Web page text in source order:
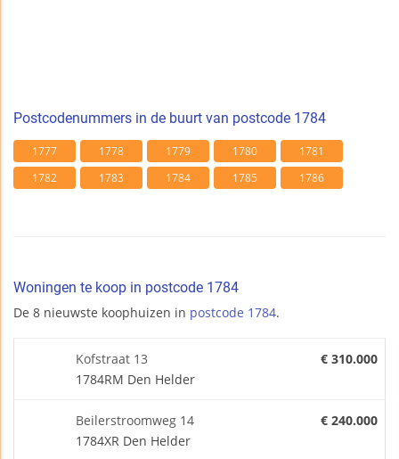
Postcodenummers in de buurt van postcode 1784
1777 1778 1779 1780
1781
1782
1783 1784 1785 1786
Woningen te koop in postcode 1784
De 8 nieuwste koophuizen in postcode 1784.
Kofstraat 13
1784RM Den Helder
€ 310.000
Beilerstroomweg 14
1784XR Den Helder
€ 240.000